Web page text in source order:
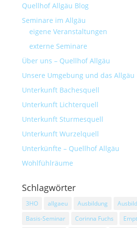
Quellhof Allgäu Blog
Seminare im Allgäu
eigene Veranstaltungen
externe Seminare
Über uns – Quellhof Allgäu
Unsere Umgebung und das Allgäu
Unterkunft Bachesquell
Unterkunft Lichterquell
Unterkunft Sturmesquell
Unterkunft Wurzelquell
Unterkünfte – Quellhof Allgäu
Wohlfühlräume
Schlagwörter
3HO allgaeu Ausbildung
Basis-Seminar
Corinna Fuchs